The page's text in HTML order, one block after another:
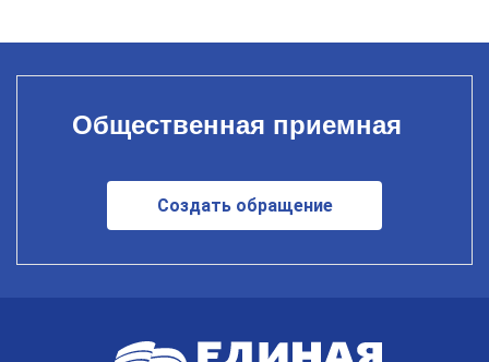
Общественная приемная
Создать обращение